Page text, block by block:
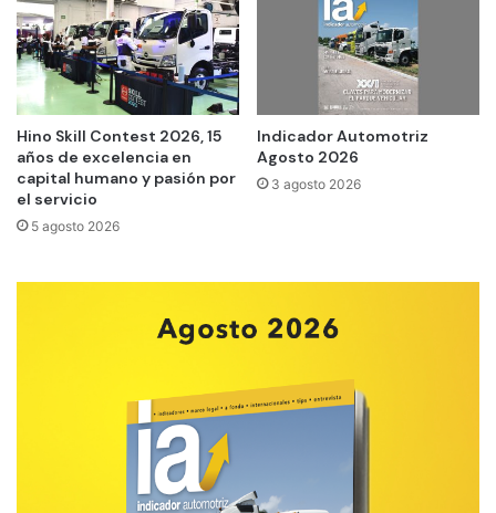
Hino Skill Contest 2026, 15
años de excelencia en
capital humano y pasión por
el servicio
5 agosto 2026
Indicador Automotriz
Agosto 2026
3 agosto 2026